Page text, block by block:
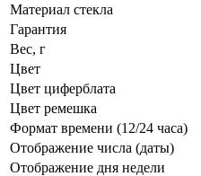
Материал стекла
Гарантия
Вес, г
Цвет
Цвет циферблата
Цвет ремешка
Формат времени (12/24 часа)
Отображение числа (даты)
Отображение дня недели